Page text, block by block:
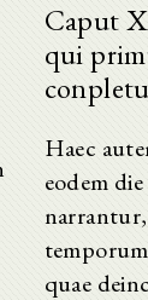
Caput
qui
Haec
eodem
quae